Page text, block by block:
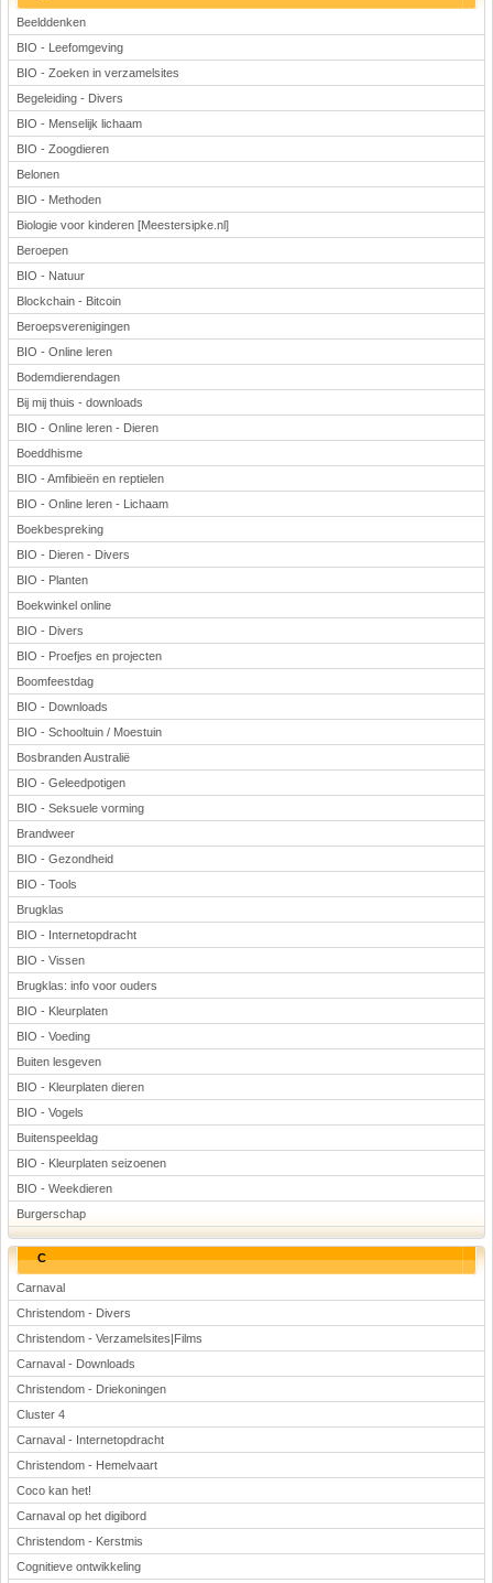
Beelddenken
BIO - Leefomgeving
BIO - Zoeken in verzamelsites
Begeleiding - Divers
BIO - Menselijk lichaam
BIO - Zoogdieren
Belonen
BIO - Methoden
Biologie voor kinderen [Meestersipke.nl]
Beroepen
BIO - Natuur
Blockchain - Bitcoin
Beroepsverenigingen
BIO - Online leren
Bodemdierendagen
Bij mij thuis - downloads
BIO - Online leren - Dieren
Boeddhisme
BIO - Amfibieën en reptielen
BIO - Online leren - Lichaam
Boekbespreking
BIO - Dieren - Divers
BIO - Planten
Boekwinkel online
BIO - Divers
BIO - Proefjes en projecten
Boomfeestdag
BIO - Downloads
BIO - Schooltuin / Moestuin
Bosbranden Australië
BIO - Geleedpotigen
BIO - Seksuele vorming
Brandweer
BIO - Gezondheid
BIO - Tools
Brugklas
BIO - Internetopdracht
BIO - Vissen
Brugklas: info voor ouders
BIO - Kleurplaten
BIO - Voeding
Buiten lesgeven
BIO - Kleurplaten dieren
BIO - Vogels
Buitenspeeldag
BIO - Kleurplaten seizoenen
BIO - Weekdieren
Burgerschap
C
Carnaval
Christendom - Divers
Christendom - Verzamelsites|Films
Carnaval - Downloads
Christendom - Driekoningen
Cluster 4
Carnaval - Internetopdracht
Christendom - Hemelvaart
Coco kan het!
Carnaval op het digibord
Christendom - Kerstmis
Cognitieve ontwikkeling